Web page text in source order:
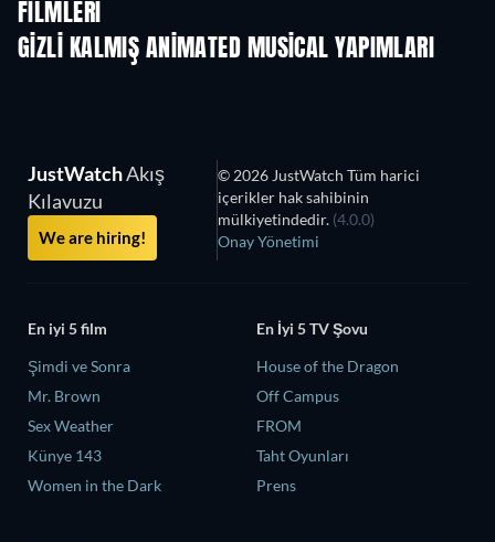
FILMLERI
GIZLI KALMIŞ ANIMATED MUSICAL YAPIMLARI
JustWatchAkış
Kılavuzu
We are hiring!
© 2026 JustWatch Tüm harici
içerikler hak sahibinin
mülkiyetindedir. (4.0.0)
Onay Yönetimi
En iyi 5 film
Şimdi ve Sonra
Mr. Brown
Sex Weather
Künye 143
Women in the Dark
En İyi 5 TV Şovu
House of the Dragon
Off Campus
FROM
Taht Oyunları
Prens